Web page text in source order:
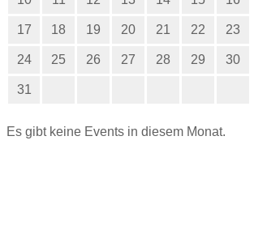
17 18 19 20 21 22 23
24 25 26 27 28 29 30
31
Es gibt keine Events in diesem Monat.